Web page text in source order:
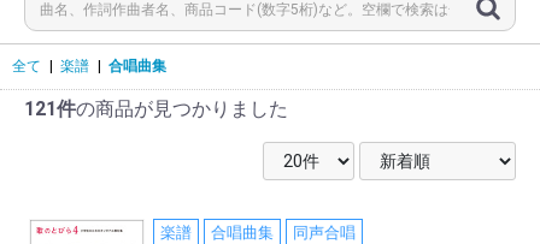
全て 楽譜 合唱曲集
121件の商品が見つかりました
楽譜 合唱曲集 同声合唱